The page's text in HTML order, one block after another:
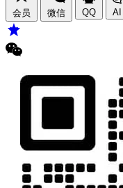
会员 微信 QQ AI